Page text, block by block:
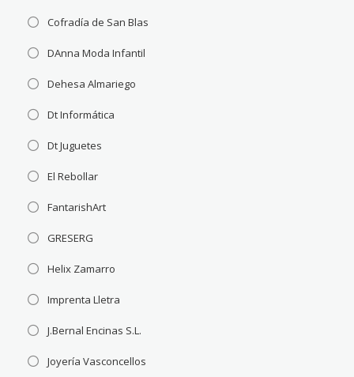
Cofradía de San Blas
DAnna Moda Infantil
Dehesa Almariego
Dt Informática
Dt Juguetes
El Rebollar
FantarishArt
GRESERG
Helix Zamarro
Imprenta Lletra
J.Bernal Encinas S.L.
Joyería Vasconcellos